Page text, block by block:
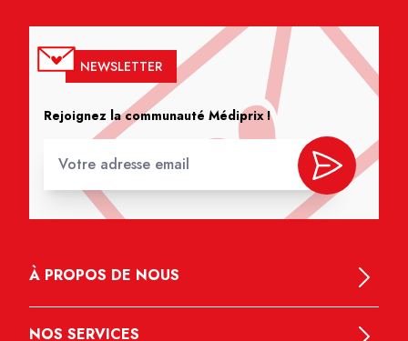
NEWSLETTER
Rejoignez la communauté Médiprix !
À PROPOS DE NOUS
NOS SERVICES